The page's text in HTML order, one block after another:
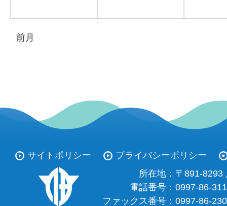
前月
サイトポリシー プライバシーポリシー
所在地： 〒891-8293
電話番号： 0997-86-
ファックス番号： 0997-86-